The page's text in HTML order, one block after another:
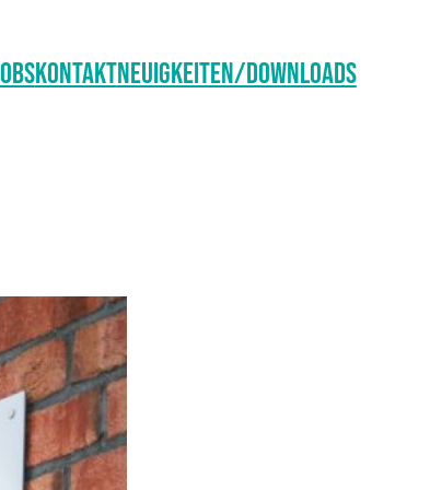
KontaktNeuigkeiten/Downloads